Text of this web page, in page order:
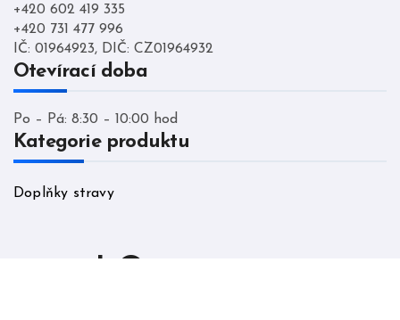
+420 602 419 335
+420 731 477 996
IČ: 01964923, DIČ: CZ01964932
Otevírací doba
Po – Pá: 8:30 – 10:00 hod
Kategorie produktu
Doplňky stravy